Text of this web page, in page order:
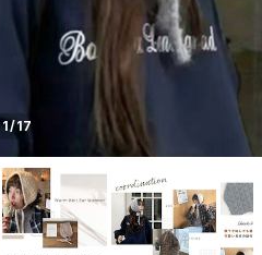
1/17